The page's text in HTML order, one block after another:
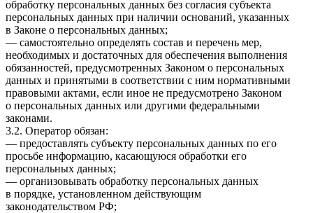
обработку персональных данных без согласия субъекта
персональных данных при наличии оснований, указанных
в Законе о персональных данных;
— самостоятельно определять состав и перечень мер,
необходимых и достаточных для обеспечения выполнения
обязанностей, предусмотренных Законом о персональных
данных и принятыми в соответствии с ним нормативными
правовыми актами, если иное не предусмотрено Законом
о персональных данных или другими федеральными
законами.
3.2. Оператор обязан:
— предоставлять субъекту персональных данных по его
просьбе информацию, касающуюся обработки его
персональных данных;
— организовывать обработку персональных данных
в порядке, установленном действующим
законодательством РФ;